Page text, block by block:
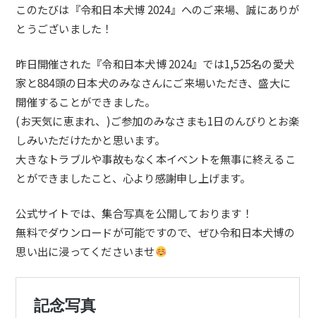
このたびは『令和日本犬博 2024』へのご来場、誠にありが
とうございました！
昨日開催された『令和日本犬博 2024』では1,525名の愛犬
家と884頭の日本犬のみなさんにご来場いただき、盛大に
開催することができました。
(お天気に恵まれ、)ご参加のみなさまも1日のんびりとお楽
しみいただけたかと思います。
大きなトラブルや事故もなく本イベントを無事に終えるこ
とができましたこと、心より感謝申し上げます。
公式サイトでは、集合写真を公開しております！
無料でダウンロードが可能ですので、ぜひ令和日本犬博の
思い出に浸ってくださいませ